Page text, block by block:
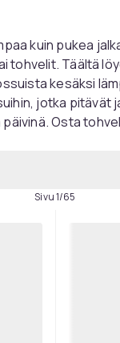
kuin pukea
tohvelit. Täältä
kesäksi
jotka pitävät
päivinä. Osta
Sivu 1/65